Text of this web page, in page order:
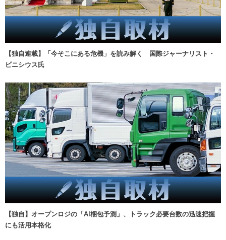
【独自連載】「今そこにある危機」を読み解く 国際ジャーナリスト・
ビニシウス氏
【独自】オープンロジの「AI梱包予測」、トラック必要台数の迅速把握
にも活用本格化